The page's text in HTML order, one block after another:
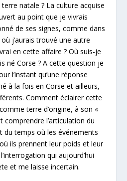
natale ? La culture acquise
au point que je vivrais
de ses signes, comme dans
j’aurais trouvé une autre
en cette affaire ? Où suis‑je
né Corse ? A cette question je
l’instant qu’une réponse
à la fois en Corse et ailleurs,
Comment éclairer cette
terre d’origine, à son «
comprendre l’articulation du
du temps où les événements
où ils prennent leur poids et leur
qui aujourd’hui
et me laisse incertain.